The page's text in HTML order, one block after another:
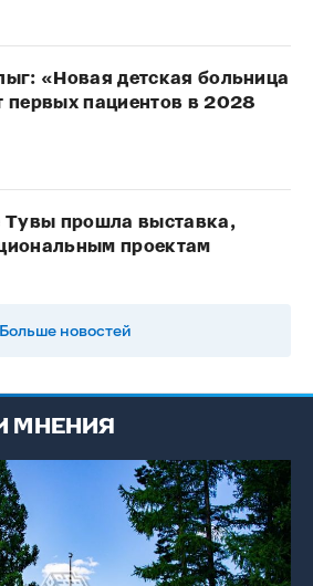
«Новая детская больница
пациентов в 2028
Тувы прошла выставка,
проектам
Больше новостей
МНЕНИЯ